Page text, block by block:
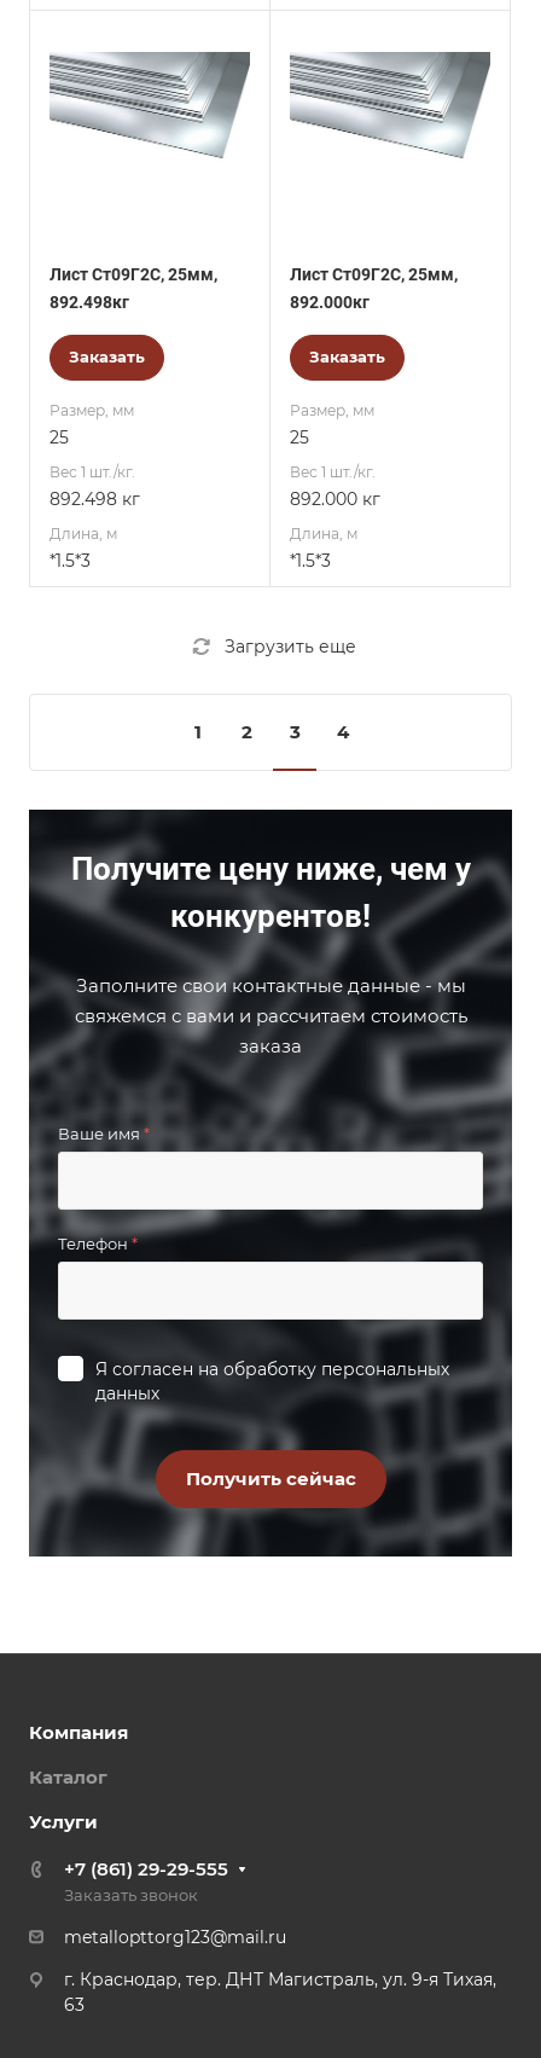
Лист Ст09Г2С, 25мм,
892.498кг
Заказать
Размер, мм
25
Вес 1 шт./кг.
892.498 кг
Длина, м
*1.5*3
Лист Ст09Г2С, 25мм,
892.000кг
Заказать
Размер, мм
25
Вес 1 шт./кг.
892.000 кг
Длина, м
*1.5*3
Загрузить еще
1 2 3 4
Получите цену ниже, чем у
конкурентов!
Заполните свои контактные данные - мы
свяжемся с вами и рассчитаем стоимость
заказа
Ваше имя *
Телефон*
Я согласен на обработку персональных
данных
Компания
Каталог
Услуги
+7 (861) 29-29-555
Заказать звонок
metallopttorg123@mail.ru
г. Краснодар, тер. ДНТ Магистраль, ул. 9-я Тихая,
63